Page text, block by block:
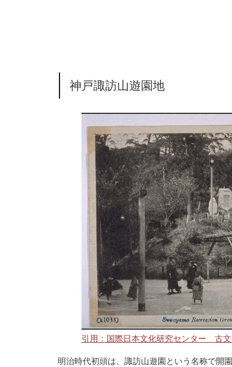
神戸諏訪山遊園地
引用：国際日本文化研究センター 古文
明治時代初頭は、諏訪山遊園という名称で開